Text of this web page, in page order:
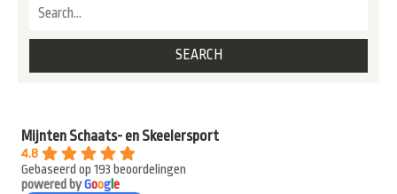
Mijnten Schaats- en Skeelersport
4.8
Gebaseerd op 193 beoordelingen
powered byGooge